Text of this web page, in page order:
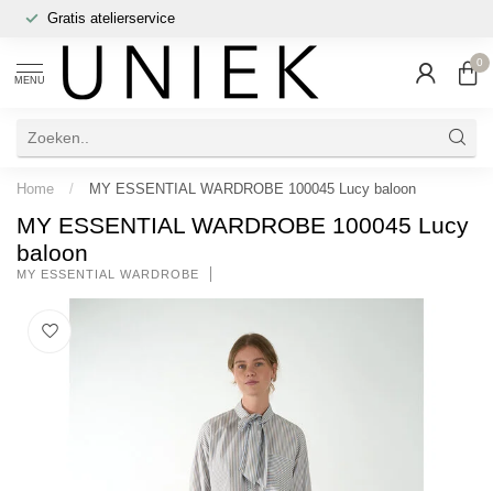
Gratis atelierservice
MENU
0
Home / MY ESSENTIAL WARDROBE 100045 Lucy baloon
MY ESSENTIAL WARDROBE 100045 Lucy
baloon
MY ESSENTIAL WARDROBE